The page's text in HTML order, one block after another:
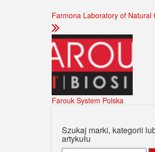
Farmona Laboratory of Natural
Farouk System Polska
Szukaj marki, kategorii
artykułu